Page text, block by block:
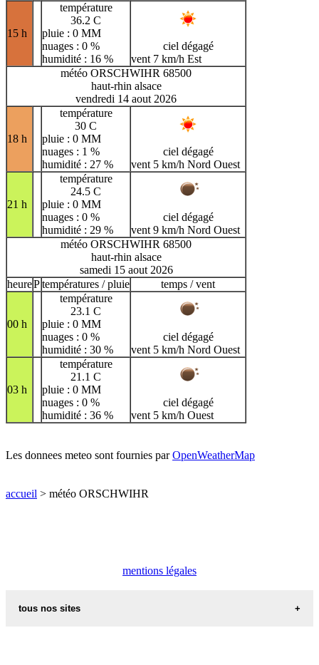
15 h
température
36.2 C
pluie : 0 MM
nuages : 0 %
humidité : 16 %
ciel dégagé
vent 7 km/h Est
météo ORSCHWIHR 68500
haut-rhin alsace
vendredi 14 aout 2026
18 h
température
30 C
pluie : 0 MM
nuages : 1 %
humidité : 27 %
ciel dégagé
vent 5 km/h Nord Ouest
21 h
température
24.5 C
pluie : 0 MM
nuages : 0 %
humidité : 29 %
ciel dégagé
vent 9 km/h Nord Ouest
météo ORSCHWIHR 68500
haut-rhin alsace
samedi 15 aout 2026
heurePtempératures / pluie temps / vent
00 h
température
23.1 C
pluie : 0 MM
nuages : 0 %
humidité : 30 %
ciel dégagé
vent 5 km/h Nord Ouest
03 h
température
21.1 C
pluie : 0 MM
nuages : 0 %
humidité : 36 %
ciel dégagé
vent 5 km/h Ouest
Les donnees meteo sont fournies parOpenWeatherMap
accueil > météo ORSCHWIHR
mentions légales
tous nos sites